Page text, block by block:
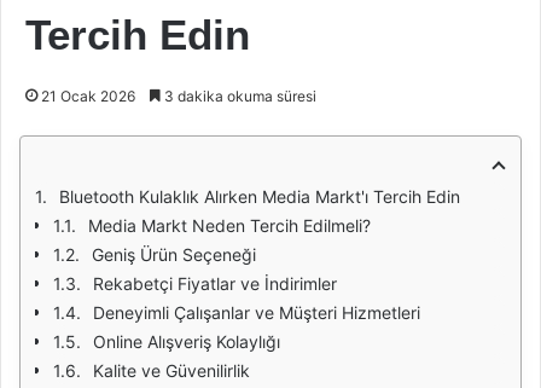
Tercih Edin
21 Ocak 2026 3 dakika okuma süresi
Bluetooth Kulaklık Alırken Media Markt'ı Tercih Edin
Media Markt Neden Tercih Edilmeli?
Geniş Ürün Seçeneği
Rekabetçi Fiyatlar ve İndirimler
Deneyimli Çalışanlar ve Müşteri Hizmetleri
Online Alışveriş Kolaylığı
Kalite ve Güvenilirlik